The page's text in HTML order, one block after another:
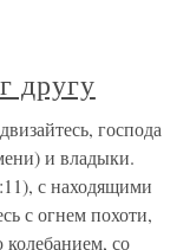
другу
господа
и владыки.
с находящими
с огнем похоти,
со